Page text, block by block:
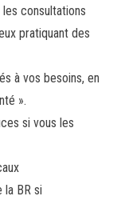
consultations
pratiquant des
à vos besoins, en
».
si vous les
la BR si